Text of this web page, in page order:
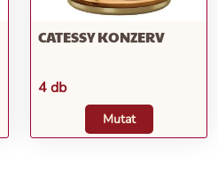
CATESSY KONZERV
4 db
Mutat